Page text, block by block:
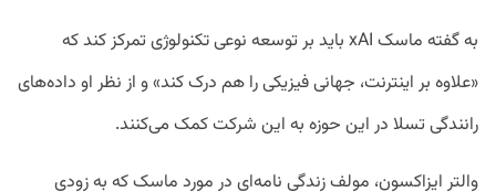
به گفته ماسک xAI باید بر توسعه نوعی تکنولوژی تمرکز کند که
«علاوه بر اینترنت، جهانی فیزیکی را هم درک کند» و از نظر او داده‌های
رانندگی تسلا در این حوزه به این شرکت کمک می‌کنند.
والتر ایزاکسون، مولف زندگی نامه‌ای در مورد ماسک که به زودی